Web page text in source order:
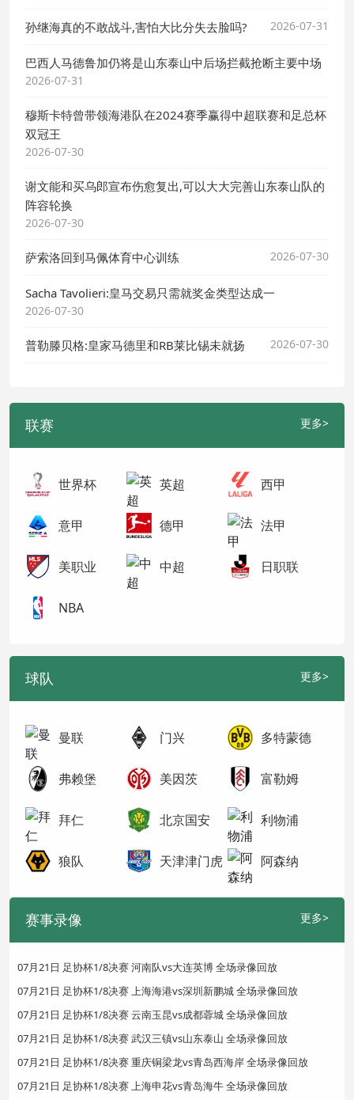
孙继海真的不敢战斗,害怕大比分失去脸吗? 2026-07-31
巴西人马德鲁加仍将是山东泰山中后场拦截抢断主要中场
2026-07-31
穆斯卡特曾带领海港队在2024赛季赢得中超联赛和足总杯
双冠王
2026-07-30
谢文能和买乌郎宣布伤愈复出,可以大大完善山东泰山队的
阵容轮换
2026-07-30
萨索洛回到马佩体育中心训练 2026-07-30
Sacha Tavolieri:皇马交易只需就奖金类型达成一
2026-07-30
普勒滕贝格:皇家马德里和RB莱比锡未就扬 2026-07-30
联赛 更多>
世界杯 英超 西甲
意甲 德甲 法甲
美职业 中超 日职联
NBA
球队 更多>
曼联 门兴 多特蒙德
弗赖堡 美因茨 富勒姆
拜仁 北京国安 利物浦
狼队 天津津门虎 阿森纳
赛事录像 更多>
07月21日 足协杯1/8决赛 河南队vs大连英博 全场录像回放
07月21日 足协杯1/8决赛 上海海港vs深圳新鹏城 全场录像回放
07月21日 足协杯1/8决赛 云南玉昆vs成都蓉城 全场录像回放
07月21日 足协杯1/8决赛 武汉三镇vs山东泰山 全场录像回放
07月21日 足协杯1/8决赛 重庆铜梁龙vs青岛西海岸 全场录像回放
07月21日 足协杯1/8决赛 上海申花vs青岛海牛 全场录像回放